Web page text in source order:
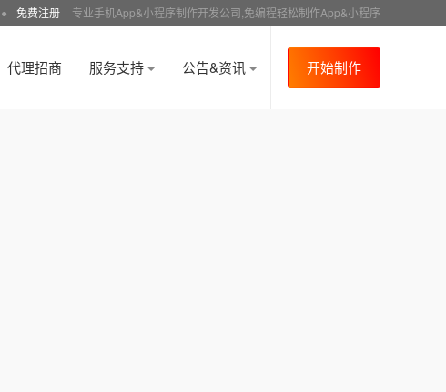
● 免费注册 专业手机App&小程序制作开发公司,免编程轻松制作App&小程序
代理招商 服务支持 公告&资讯 开始制作